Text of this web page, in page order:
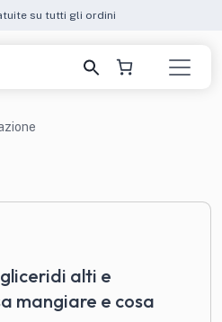
su tutti gli ordini
alti e
mangiare e cosa